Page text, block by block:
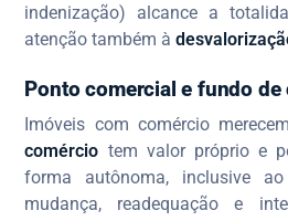
indenização) alcance a
atenção também à
Ponto comercial e fundo de
Imóveis com comércio
comércio tem valor próprio e
forma autônoma, inclusive ao
mudança, readequação e